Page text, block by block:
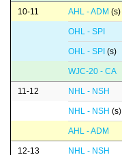
10-11 AHL - ADM (s)
OHL - SPI
OHL - SPI (s)
WJC-20 - CA
11-12 NHL - NSH
NHL - NSH (s)
AHL - ADM
12-13 NHL - NSH